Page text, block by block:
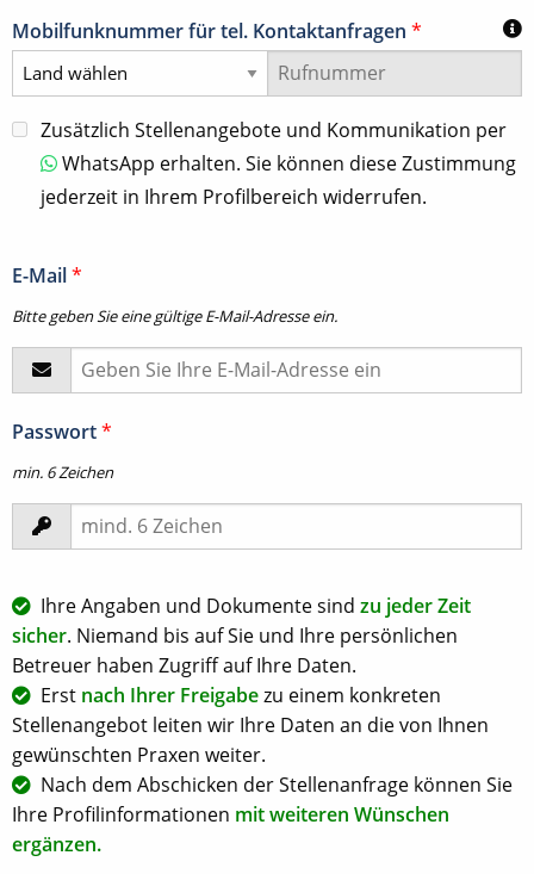
Mobilfunknummer für tel. Kontaktanfragen *
Zusätzlich Stellenangebote und Kommunikation per
WhatsApp erhalten. Sie können diese Zustimmung
jederzeit in Ihrem Profilbereich widerrufen.
E-Mail*
Bitte geben Sie eine gültige E-Mail-Adresse ein.
Passwort*
min. 6 Zeichen
Ihre Angaben und Dokumente sind zu jeder Zeit
sicher. Niemand bis auf Sie und Ihre persönlichen
Betreuer haben Zugriff auf Ihre Daten.
Erst nach Ihrer Freigabezu einem konkreten
Stellenangebot leiten wir Ihre Daten an die von Ihnen
gewünschten Praxen weiter.
Nach dem Abschicken der Stellenanfrage können Sie
Ihre Profilinformationen mit weiteren Wünschen
ergänzen.